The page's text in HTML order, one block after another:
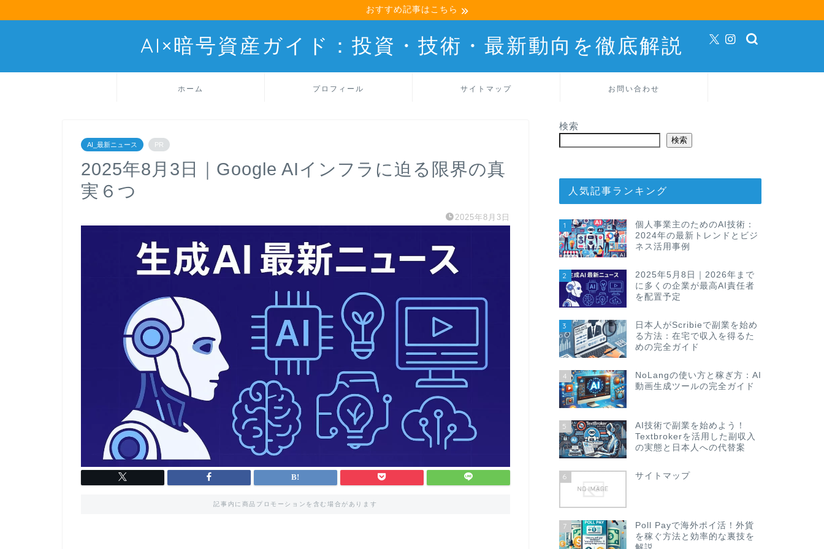
おすすめ記事はこちら
AI×暗号資産ガイド：投資・技術・最新動向を徹底解説
ホーム プロフィール サイトマップ お問い合わせ
AI_最新ニュース PR
2025年8月3日｜Google AIインフラに迫る限界の真
実６つ
2025年8月3日
記事内に商品プロモーションを含む場合があります
検索
検索
人気記事ランキング
1
個人事業主のためのAI技術：
2024年の最新トレンドとビジ
ネス活用事例
2
2025年5月8日｜2026年まで
に多くの企業が最高AI責任者
を配置予定
3
日本人がScribieで副業を始め
る方法：在宅で収入を得るた
めの完全ガイド
4
NoLangの使い方と稼ぎ方：AI
動画生成ツールの完全ガイド
5
AI技術で副業を始めよう！
Textbrokerを活用した副収入
の実態と日本人への代替案
6 サイトマップ
7
Poll Payで海外ポイ活！外貨
を稼ぐ方法と効率的な裏技を